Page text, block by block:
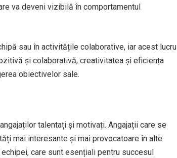
va deveni vizibilă în comportamentul
sau în activitățile colaborative, iar acest lucru
și colaborativă, creativitatea și eficiența
obiectivelor sale.
talentați și motivați. Angajații care se
mai interesante și mai provocatoare în alte
care sunt esențiali pentru succesul